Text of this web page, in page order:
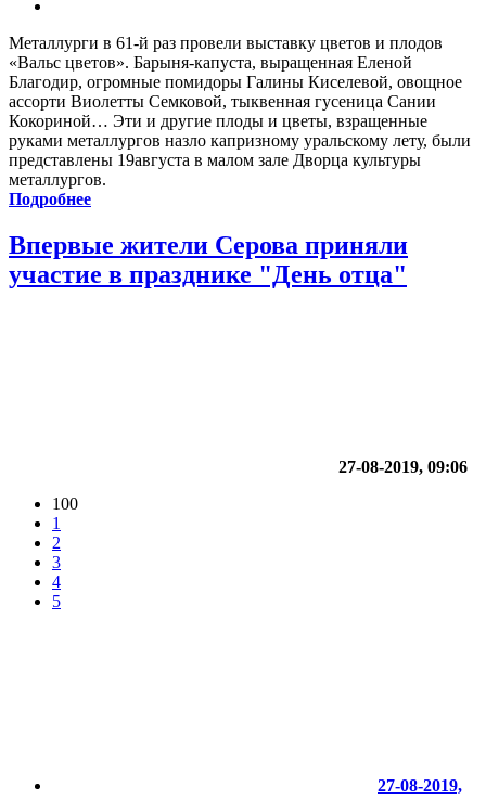
Металлурги в 61-й раз провели выставку цветов и плодов
«Вальс цветов». Барыня-капуста, выращенная Еленой
Благодир, огромные помидоры Галины Киселевой, овощное
ассорти Виолетты Семковой, тыквенная гусеница Сании
Кокориной… Эти и другие плоды и цветы, взращенные
руками металлургов назло капризному уральскому лету, были
представлены 19августа в малом зале Дворца культуры
металлургов.
Подробнее
Впервые жители Серова приняли
участие в празднике "День отца"
27-08-2019, 09:06
100
1
2
3
4
5
27-08-2019,